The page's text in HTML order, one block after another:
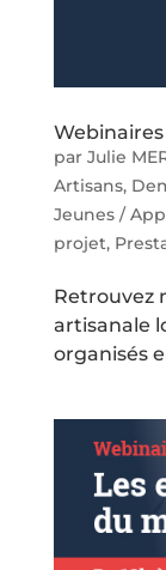
par Julie
Artisans,
Jeunes /
projet,
Retrouvez
artisanale
organisés